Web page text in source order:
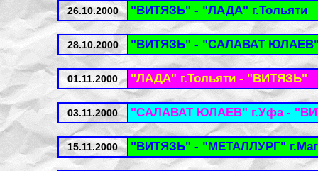
26.10.2000 "ВИТЯЗЬ" - "ЛАДА" г.Тольяти
28.10.2000 "ВИТЯЗЬ" - "САЛАВАТ ЮЛАЕВ"
01.11.2000 "ЛАДА" г.Тольяти - "ВИТЯЗЬ"
03.11.2000 "САЛАВАТ ЮЛАЕВ" г.Уфа -
15.11.2000 "ВИТЯЗЬ" - "МЕТАЛЛУРГ"